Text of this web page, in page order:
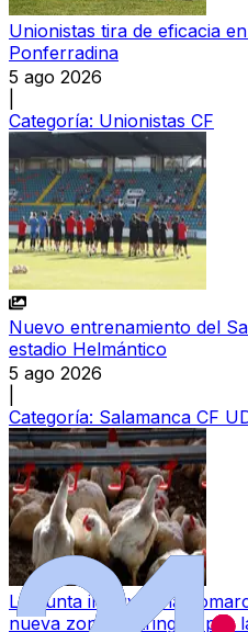
Unionistas tira de eficacia
Ponferradina
5 ago 2026
Categoría: Unionistas CF
Nuevo entrenamiento del
estadio Helmántico
5 ago 2026
Categoría: Salamanca CF
La Junta incluye a la
nueva zona restringida por